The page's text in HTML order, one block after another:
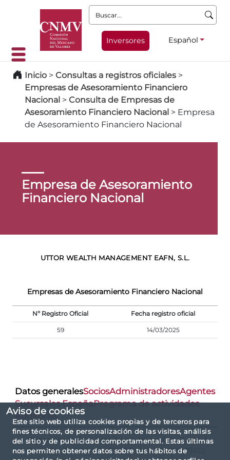
Aviso de cookies
Este sitio web utiliza cookies propias y de terceros para
fines técnicos, de personalización de las visitas, análisis
del sitio y de publicidad comportamental. Estas últimas
nos permiten obtener datos sobre tus hábitos de
Buscar:
Inversores Español
Inicio > Consultas a registros oficiales >
Empresas de Asesoramiento Financiero
Nacional > Consulta de Empresas de
Asesoramiento Financiero Nacional > Empresa
de Asesoramiento Financiero Nacional
Empresa de Asesoramiento
Financiero Nacional
UTTOR WEALTH MANAGEMENT EAFN, S.L.
Empresas de Asesoramiento Financiero Nacional
Nº Registro Oficial Fecha registro oficial
59 14/03/2025
Datos generalesSociosAdministradoresAgentes
Sucursales EspañaPrograma de actividades
Auditorías
Dirección:PLAZA SAN JUAN DE LA CRUZ, 4, 1 ª
PLANTA, PUERTA 6 - 28003 MADRID (MADRID)